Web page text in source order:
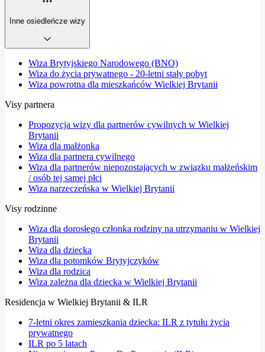
Inne osiedleńcze wizy
Wiza Brytyjskiego Narodowego (BNO)
Wiza do życia prywatnego - 20-letni stały pobyt
Wiza powrotna dla mieszkańców Wielkiej Brytanii
Visy partnera
Propozycja wizy dla partnerów cywilnych w Wielkiej
Brytanii
Wiza dla małżonka
Wiza dla partnera cywilnego
Wiza dla partnerów niepozostających w związku małżeńskim
/ osób tej samej płci
Wiza narzeczeńska w Wielkiej Brytanii
Visy rodzinne
Wiza dla dorosłego członka rodziny na utrzymaniu w Wielkiej
Brytanii
Wiza dla dziecka
Wiza dla potomków Brytyjczyków
Wiza dla rodzica
Wiza zależna dla dziecka w Wielkiej Brytanii
Residencja w Wielkiej Brytanii & ILR
7-letni okres zamieszkania dziecka: ILR z tytułu życia
prywatnego
ILR po 5 latach